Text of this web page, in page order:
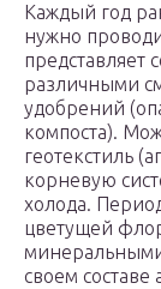
Каждый год
нужно
представляет
различными
удобрений
компоста).
геотекстиль
корневую
холода.
цветущей
своем